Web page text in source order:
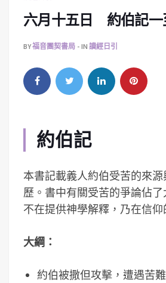
六月十五日 約伯記一
BY福音團契書局 IN 讀經日引
約伯記
本書記載義人約伯受苦的來
歷。書中有關受苦的爭論佔
不在提供神學解釋，乃在信仰
大綱：
約伯被撒但攻擊，遭遇苦